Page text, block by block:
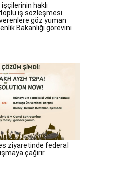
işçilerinin haklı
toplu iş sözleşmesi
göz yuman
Bakanlığı görevini
ziyaretinde federal
çağırır